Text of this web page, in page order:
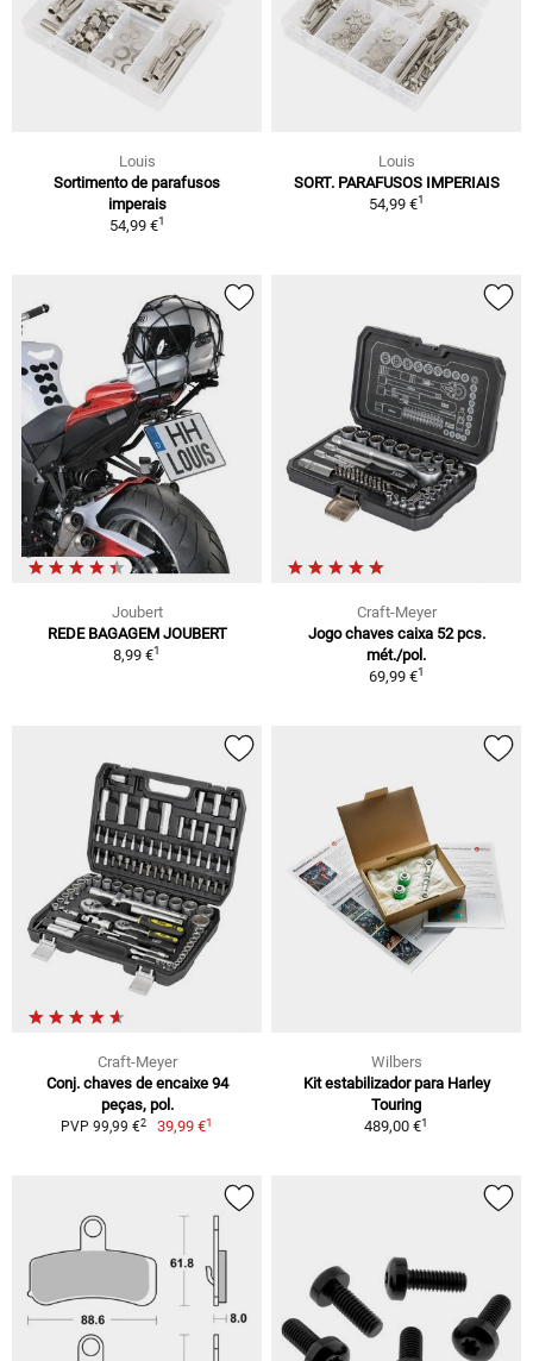
Louis
Sortimento de parafusos
imperais
54,99 €1
Louis
SORT. PARAFUSOS IMPERIAIS
54,99 €1
Joubert
REDE BAGAGEM JOUBERT
8,99 €1
Craft-Meyer
Jogo chaves caixa 52 pcs.
mét./pol.
69,99 €1
Craft-Meyer
Conj. chaves de encaixe 94
peças, pol.
PVP 99,99 €2 39,99 €1
Wilbers
Kit estabilizador para Harley
Touring
489,00 €1